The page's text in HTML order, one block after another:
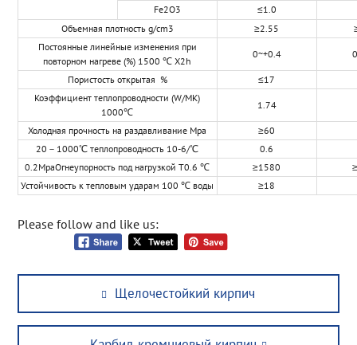
Fe2O3
≤1.0
Объемная плотность g/cm3
≥2.55
Постоянные линейные изменения при
повторном нагреве (%) 1500 ℃ X2h
0~+0.4
Пористость открытая %
≤17
Коэффициент теплопроводности (W/MK)
1000℃
1.74
Холодная прочность на раздавливание Mpa
≥60
20－1000℃ теплопроводность 10-6/℃
0.6
0.2MpaОгнеупорность под нагрузкой T0.6 ℃
≥1580
Устойчивость к тепловым ударам 100 ℃ воды
≥18
Please follow and like us:
Post
Previous
post:
Щелочестойкий кирпич